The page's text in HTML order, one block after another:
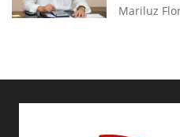
Mariluz